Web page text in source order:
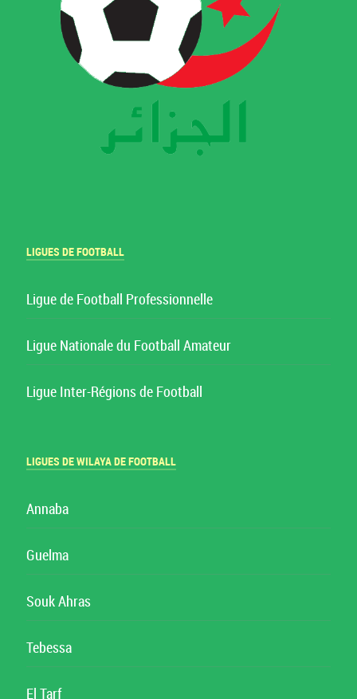
LIGUES DE FOOTBALL
Ligue de Football Professionnelle
Ligue Nationale du Football Amateur
Ligue Inter-Régions de Football
LIGUES DE WILAYA DE FOOTBALL
Annaba
Guelma
Souk Ahras
Tebessa
El Tarf